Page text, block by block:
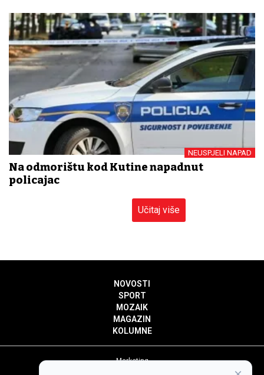
NEUSPJELI NAPAD
Na odmorištu kod Kutine napadnut
policajac
Učitaj više
NOVOSTI
SPORT
MOZAIK
MAGAZIN
KOLUMNE
Marketing